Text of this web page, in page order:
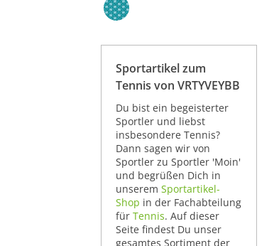
Sportartikel zum
Tennis von VRTYVEYBB
Du bist ein begeisterter
Sportler und liebst
insbesondere Tennis?
Dann sagen wir von
Sportler zu Sportler 'Moin'
und begrüßen Dich in
unserem Sportartikel-
Shop in der Fachabteilung
für Tennis. Auf dieser
Seite findest Du unser
gesamtes Sortiment der